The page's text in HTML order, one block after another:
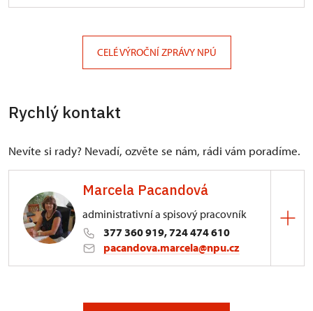
CELÉ VÝROČNÍ ZPRÁVY NPÚ
Rychlý kontakt
Nevíte si rady? Nevadí, ozvěte se nám, rádi vám poradíme.
Marcela Pacandová
administrativní a spisový pracovník
377 360 919, 724 474 610
pacandova.marcela@npu.cz
Prešovská 171/7, Plzeň 30100